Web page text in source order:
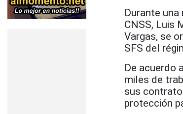
Durante
CNSS, Luis
Vargas, se
SFS del
De acuerdo
miles de
sus
protección